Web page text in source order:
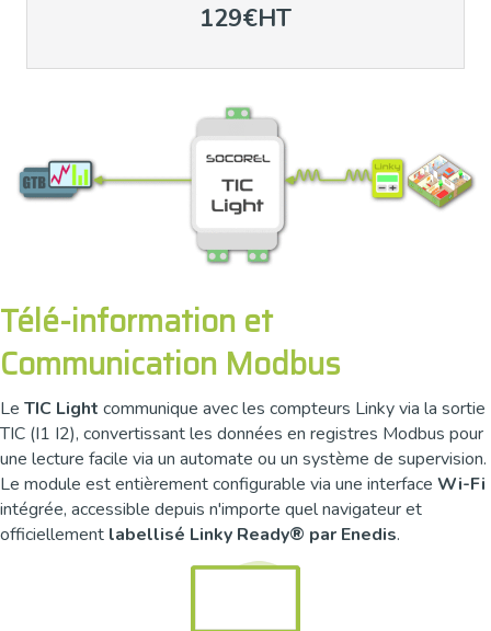
129€HT
Télé-information et
Communication Modbus
Le TIC Light communique avec les compteurs Linky via la sortie
TIC (I1 I2), convertissant les données en registres Modbus pour
une lecture facile via un automate ou un système de supervision.
Le module est entièrement configurable via une interface Wi-Fi
intégrée, accessible depuis n'importe quel navigateur et
officiellement labellisé Linky Ready® par Enedis.